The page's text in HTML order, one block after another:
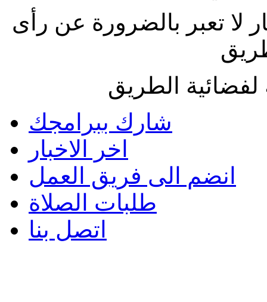
لا تعبر بالضرورة عن رأى
الطريق
شارك ببرامجك
اخر الاخبار
انضم الى فريق العمل
طلبات الصلاة
اتصل بنا